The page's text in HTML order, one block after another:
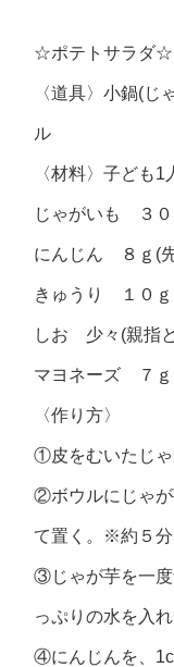
☆ポテトサラダ☆
〈道具〉小鍋(
ル
〈材料〉子ども1
じゃがいも ３０
にんじん ８ｇ(
きゅうり １０ｇ
しお 少々(親指
マヨネーズ ７ｇ
〈作り方〉
①皮をむいたじゃ
②ボウルにじゃが
て置く。※約５分
③じゃが芋を一度
っぷりの水を入
④にんじんを、